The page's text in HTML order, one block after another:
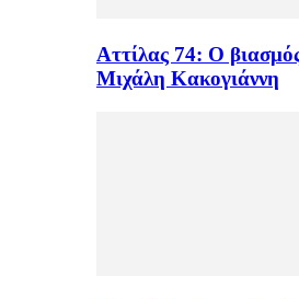
Αττίλας 74: Ο
Μιχάλη Κακογιάννη